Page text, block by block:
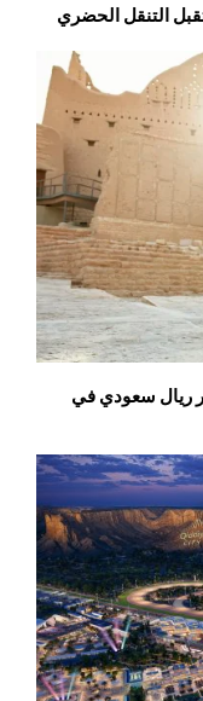
التنقل الحضري
السعودية بقيمة 82.7 مليار ريال سعودي في